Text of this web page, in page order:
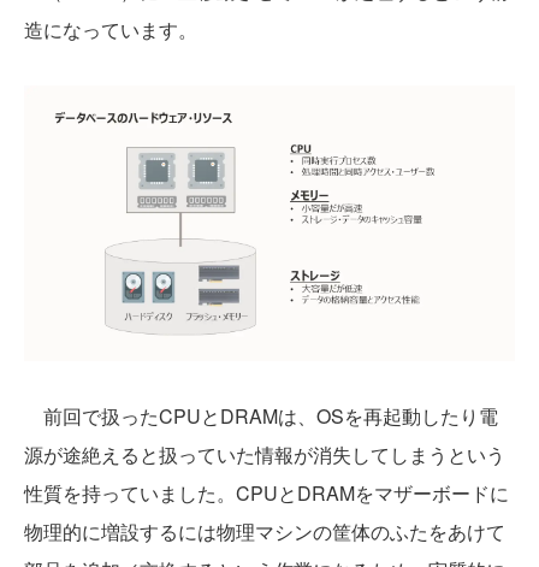
造になっています。
前回で扱ったCPUとDRAMは、OSを再起動したり電
源が途絶えると扱っていた情報が消失してしまうという
性質を持っていました。CPUとDRAMをマザーボードに
物理的に増設するには物理マシンの筐体のふたをあけて